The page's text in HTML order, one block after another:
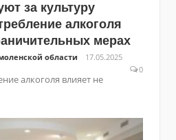
за культуру
алкоголя
мерах
области
17.05.2025
0
алкоголя влияет не